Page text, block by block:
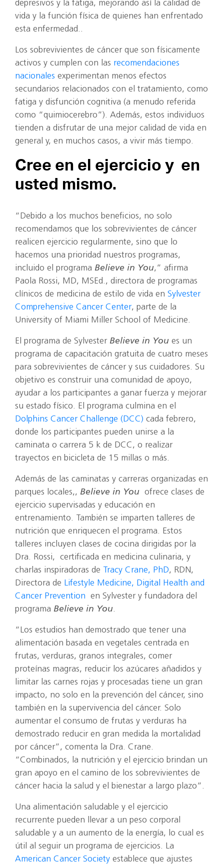
depresivos y la fatiga, mejorando así la calidad de
vida y la función física de quienes han enfrentado
esta enfermedad..
Los sobrevivientes de cáncer que son físicamente
activos y cumplen con las recomendaciones
nacionales experimentan menos efectos
secundarios relacionados con el tratamiento, como
fatiga y disfunción cognitiva (a menudo referida
como “quimiocerebro”). Además, estos individuos
tienden a disfrutar de una mejor calidad de vida en
general y, en muchos casos, a vivir más tiempo.
Cree en el ejercicio y en
usted mismo.
“Debido a los muchos beneficios, no solo
recomendamos que los sobrevivientes de cáncer
realicen ejercicio regularmente, sino que lo
hacemos una prioridad nuestros programas,
incluido el programa Believe in You,” afirma
Paola Rossi, MD, MSEd., directora de programas
clínicos de medicina de estilo de vida en Sylvester
Comprehensive Cancer Center, parte de la
University of Miami Miller School of Medicine.
El programa de Sylvester Believe in You es un
programa de capacitación gratuita de cuatro meses
para sobrevivientes de cáncer y sus cuidadores. Su
objetivo es construir una comunidad de apoyo,
ayudar a los participantes a ganar fuerza y mejorar
su estado físico. El programa culmina en el
Dolphins Cancer Challenge (DCC) cada febrero,
donde los participantes pueden unirse a la
caminata o carrera 5 k de DCC, o realizar
trayectos en bicicleta de 15 millas o más.
Además de las caminatas y carreras organizadas en
parques locales,, Believe in You ofrece clases de
ejercicio supervisadas y educación en
entrenamiento. También se imparten talleres de
nutrición que enriquecen el programa. Estos
talleres incluyen clases de cocina dirigidas por la
Dra. Rossi, certificada en medicina culinaria, y
charlas inspiradoras de
Tracy Crane, PhD, RDN,
Directora de Lifestyle Medicine, Digital Health and
Cancer Prevention en Sylvester y fundadora del
programa Believe in You.
“Los estudios han demostrado que tener una
alimentación basada en vegetales centrada en
frutas, verduras, granos integrales, comer
proteínas magras, reducir los azúcares añadidos y
limitar las carnes rojas y procesadas tiene un gran
impacto, no solo en la prevención del cáncer, sino
también en la supervivencia del cáncer. Solo
aumentar el consumo de frutas y verduras ha
demostrado reducir en gran medida la mortalidad
por cáncer”, comenta la Dra. Crane.
“Combinados, la nutrición y el ejercicio brindan un
gran apoyo en el camino de los sobrevivientes de
cáncer hacia la salud y el bienestar a largo plazo”.
Una alimentación saludable y el ejercicio
recurrente pueden llevar a un peso corporal
saludable y a un aumento de la energía, lo cual es
útil al seguir un programa de ejercicios. La
American Cancer Society establece que ajustes